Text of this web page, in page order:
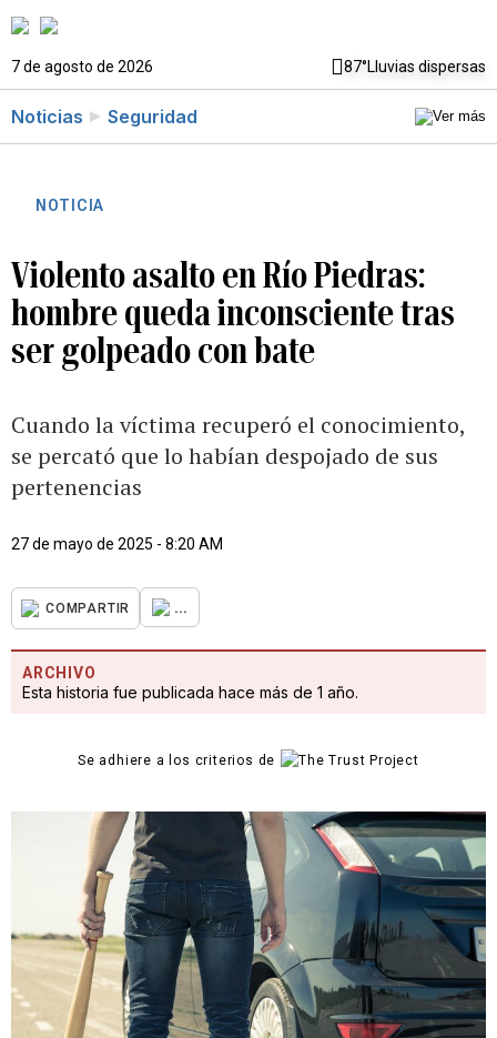
7 de agosto de 2026 87°Lluvias dispersas
Noticias Seguridad
NOTICIA
Violento asalto en Río Piedras:
hombre queda inconsciente tras
ser golpeado con bate
Cuando la víctima recuperó el conocimiento,
se percató que lo habían despojado de sus
pertenencias
27 de mayo de 2025 - 8:20 AM
COMPARTIR ...
ARCHIVO
Esta historia fue publicada hace más de 1 año.
Se adhiere a los criterios de